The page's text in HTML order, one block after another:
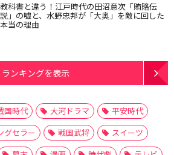
教科書と違う！江戸時代の田沼意次「賄賂伝
説」の嘘と、水野忠邦が「大奥」を敵に回した
本当の理由
ランキングを表示
国時代 大河ドラマ
平安時代
グセラー 戦国武将
スイーツ